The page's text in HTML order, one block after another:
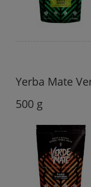
Yerba Mate
500 g